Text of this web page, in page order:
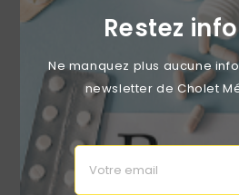
Restez
Ne manquez plus aucune
newsletter de Cholet
Prix
3,30 €